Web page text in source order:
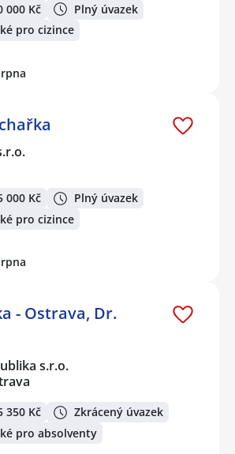
000 Kč
Plný úvazek
pro cizince
000 Kč
Plný úvazek
pro cizince
- Ostrava, Dr.
s.r.o.
350 Kč
Zkrácený úvazek
pro absolventy